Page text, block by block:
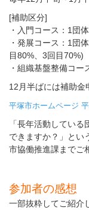
[補助区分]
・入門コース：1団
・発展コース：1団
目80%、3回目70%)
・組織基盤整備コ
12月半ばには補助金
平塚市ホームページ
「長年活動してい
できますか？」とい
市協働推進課までご
参加者の感想
一部抜粋してご紹介